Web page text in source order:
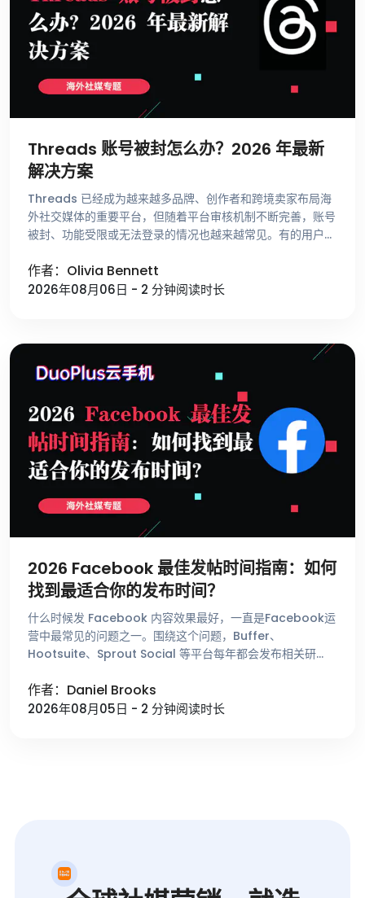
Threads 账号被封怎么办？2026 年最新
解决方案
Threads 已经成为越来越多品牌、创作者和跨境卖家布局海
外社交媒体的重要平台，但随着平台审核机制不断完善，账号
被封、功能受限或无法登录的情况也越来越常见。有的用户刚
法发帖，还有一些用 …
作者：Olivia Bennett
2026年08月06日 - 2 分钟阅读时长
2026 Facebook 最佳发帖时间指南：如何
找到最适合你的发布时间？
什么时候发 Facebook 内容效果最好，一直是Facebook运
营中最常见的问题之一。围绕这个问题，Buffer、
Hootsuite、Sprout Social 等平台每年都会发布相关研
作者：Daniel Brooks
2026年08月05日 - 2 分钟阅读时长